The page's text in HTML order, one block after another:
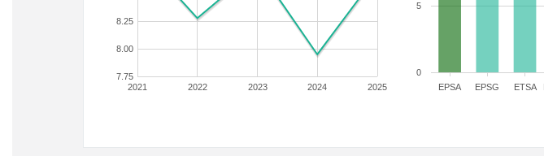
2021 2022 2023 2024 2025
7.75
8.00
8.25
EPSA EPSG ETSA
0
5